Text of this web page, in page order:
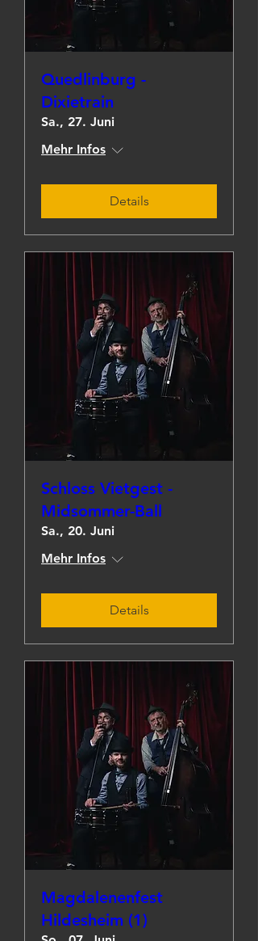
Quedlinburg -
Dixietrain
Sa., 27. Juni
Mehr Infos
Details
Schloss Vietgest -
Midsommer-Ball
Sa., 20. Juni
Mehr Infos
Details
Magdalenenfest
Hildesheim (1)